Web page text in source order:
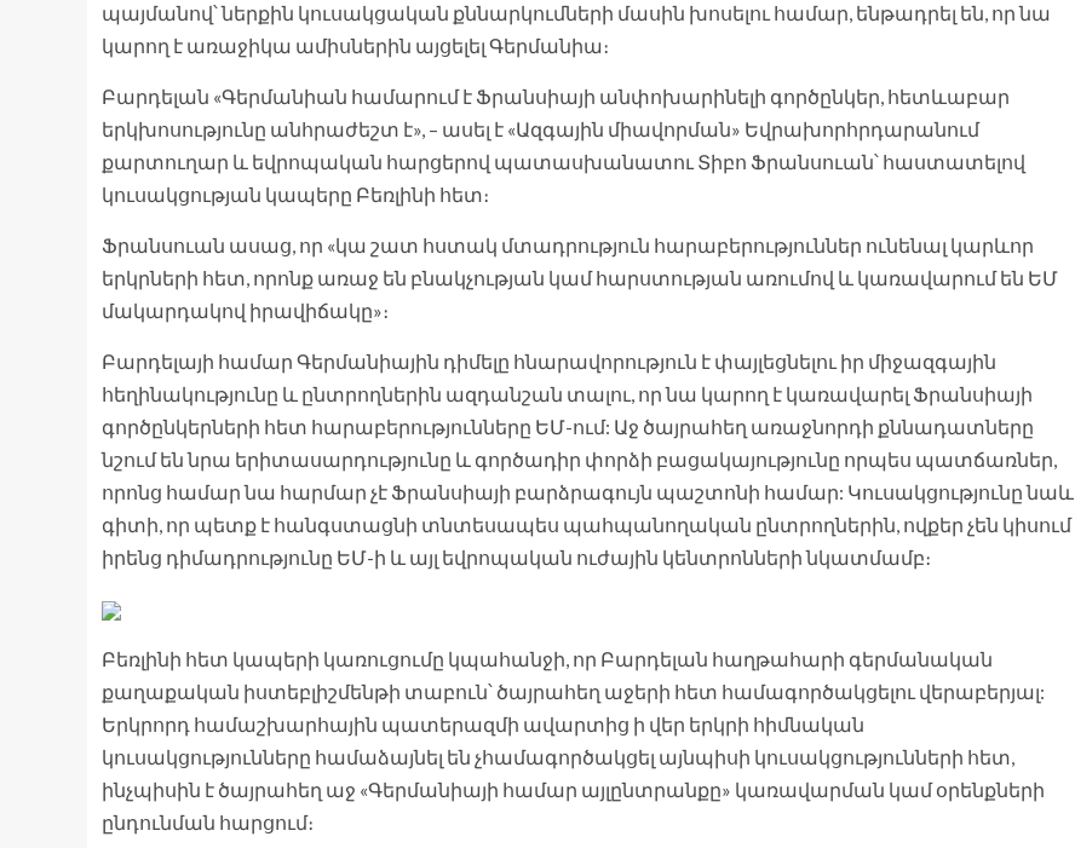
պայմանով՝ ներքին կուսակցական քննարկումների մասին խոսելու համար, ենթադրել են, որ նա
կարող է առաջիկա ամիսներին այցելել Գերմանիա։
Բարդելան «Գերմանիան համարում է Ֆրանսիայի անփոխարինելի գործընկեր, հետևաբար
երկխոսությունը անհրաժեշտ է», – ասել է «Ազգային միավորման» Եվրախորհրդարանում
քարտուղար և եվրոպական հարցերով պատասխանատու Տիբո Ֆրանսուան՝ հաստատելով
կուսակցության կապերը Բեռլինի հետ։
Ֆրանսուան ասաց, որ «կա շատ հստակ մտադրություն հարաբերություններ ունենալ կարևոր
երկրների հետ, որոնք առաջ են բնակչության կամ հարստության առումով և կառավարում են ԵՄ
մակարդակով իրավիճակը»։
Բարդելայի համար Գերմանիային դիմելը հնարավորություն է փայլեցնելու իր միջազգային
հեղինակությունը և ընտրողներին ազդանշան տալու, որ նա կարող է կառավարել Ֆրանսիայի
գործընկերների հետ հարաբերությունները ԵՄ-ում: Աջ ծայրահեղ առաջնորդի քննադատները
նշում են նրա երիտասարդությունը և գործադիր փորձի բացակայությունը որպես պատճառներ,
որոնց համար նա հարմար չէ Ֆրանսիայի բարձրագույն պաշտոնի համար: Կուսակցությունը նաև
գիտի, որ պետք է հանգստացնի տնտեսապես պահպանողական ընտրողներին, ովքեր չեն կիսում
իրենց դիմադրությունը ԵՄ-ի և այլ եվրոպական ուժային կենտրոնների նկատմամբ։
Բեռլինի հետ կապերի կառուցումը կպահանջի, որ Բարդելան հաղթահարի գերմանական
քաղաքական իստեբլիշմենթի տաբուն՝ ծայրահեղ աջերի հետ համագործակցելու վերաբերյալ:
Երկրորդ համաշխարհային պատերազմի ավարտից ի վեր երկրի հիմնական
կուսակցությունները համաձայնել են չհամագործակցել այնպիսի կուսակցությունների հետ,
ինչպիսին է ծայրահեղ աջ «Գերմանիայի համար այլընտրանքը» կառավարման կամ օրենքների
ընդունման հարցում։